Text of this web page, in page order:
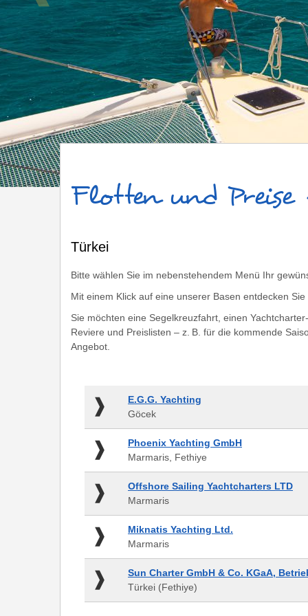
Flotten und Preise
Türkei
Bitte wählen Sie im nebenstehendem Menü Ihr
Mit einem Klick auf eine unserer Basen entdecken
Sie möchten eine Segelkreuzfahrt, einen
Reviere und Preislisten – z. B. für die kommende
Angebot.
E.G.G.
Yachting
Göcek
E.G.G. Yachting
Göcek
Phoenix
Yachting
-
Marmaris,
Fethiye
Phoenix Yachting GmbH
Marmaris, Fethiye
Offshore
Sailing
LTD
-
Marmaris
Offshore Sailing Yachtcharters LTD
Marmaris
Miknatis
Yachting
-
Marmaris
Miknatis Yachting Ltd.
Marmaris
Sun
Charter
Sun Charter GmbH & Co. KGaA,
Türkei (Fethiye)